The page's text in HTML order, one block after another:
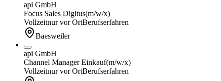
api GmbH
Focus Sales Digitus(m/w/x)
Vollzeitnur vor OrtBerufserfahren
Baesweiler
api GmbH
Channel Manager Einkauf(m/w/x)
Vollzeitnur vor OrtBerufserfahren